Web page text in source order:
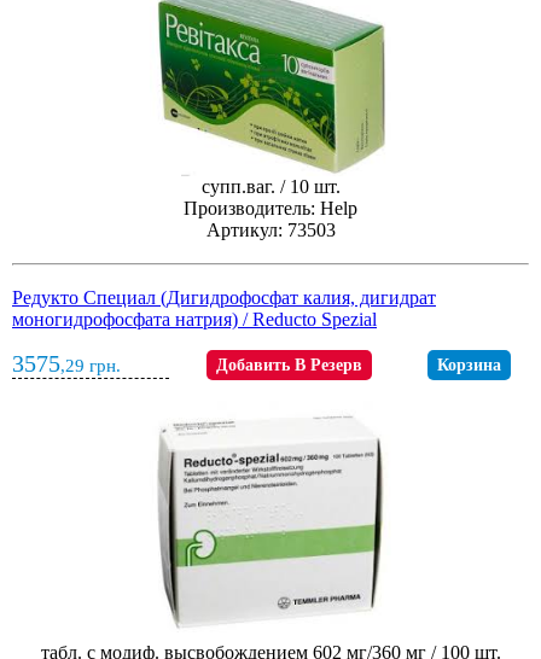
супп.ваг. / 10 шт.
Производитель: Help
Артикул: 73503
Редукто Специал (Дигидрофосфат калия, дигидрат
моногидрофосфата натрия) / Reducto Spezial
3575,29 грн. Добавить В Резерв Корзина
табл. с модиф. высвобождением 602 мг/360 мг / 100 шт.